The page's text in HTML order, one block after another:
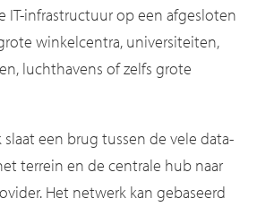
IT-infrastructuur op een afgesloten
winkelcentra, universiteiten,
luchthavens of zelfs grote
een brug tussen de vele data-
terrein en de centrale hub naar
Het netwerk kan gebaseerd